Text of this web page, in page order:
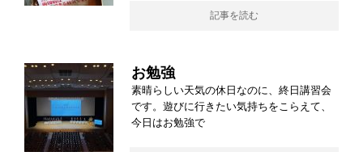
記事を読む
お勉強
素晴らしい天気の休日なのに、終日講習会
です。遊びに行きたい気持ちをこらえて、
今日はお勉強で